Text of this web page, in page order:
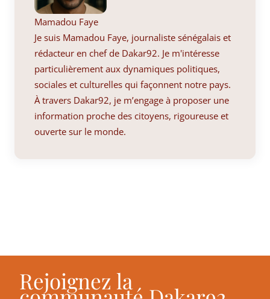
Mamadou Faye
Je suis Mamadou Faye, journaliste sénégalais et
rédacteur en chef de Dakar92. Je m'intéresse
particulièrement aux dynamiques politiques,
sociales et culturelles qui façonnent notre pays.
À travers Dakar92, je m’engage à proposer une
information proche des citoyens, rigoureuse et
ouverte sur le monde.
Rejoignez la